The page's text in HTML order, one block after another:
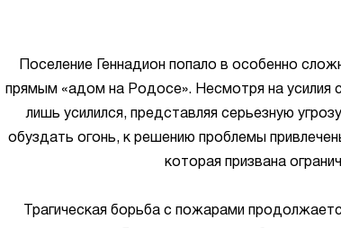
Поселение Геннадион попало в особенно
прямым «адом на Родосе». Несмотря на усилия
лишь усилился, представляя серьезную
обуздать огонь, к решению проблемы
которая призвана
Трагическая борьба с пожарами